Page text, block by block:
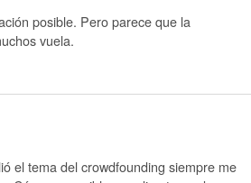
posible. Pero parece que la
vuela.
el tema del crowdfounding siempre me